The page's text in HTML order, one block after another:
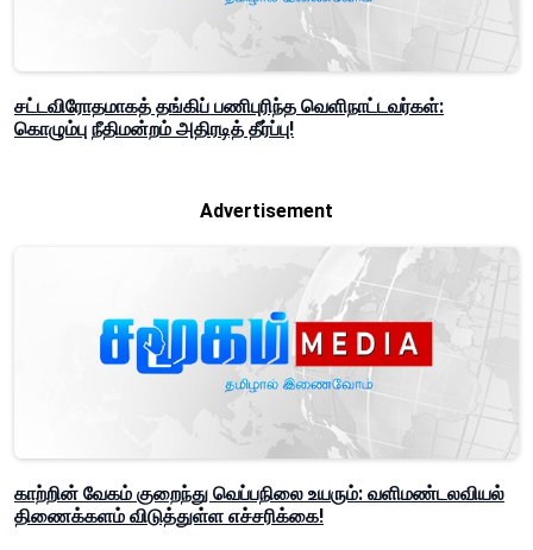
சட்டவிரோதமாகத் தங்கிப் பணிபுரிந்த வெளிநாட்டவர்கள்:
கொழும்பு நீதிமன்றம் அதிரடித் தீர்ப்பு!
Advertisement
காற்றின் வேகம் குறைந்து வெப்பநிலை உயரும்: வளிமண்டலவியல்
திணைக்களம் விடுத்துள்ள எச்சரிக்கை!